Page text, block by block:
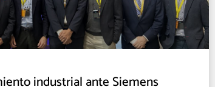
industrial ante Siemens